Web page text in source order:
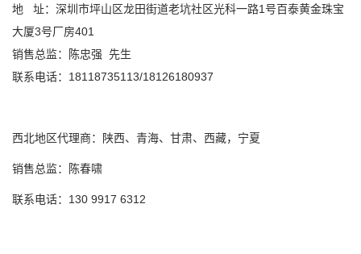
地 址： 深圳市坪山区龙田街道老坑社区光科一路1号百泰黄金珠宝
大厦3号厂房401
销售总监：陈忠强 先生
联系电话：18118735113/18126180937
西北地区代理商：陕西、青海、甘肃、西藏，宁夏
销售总监： 陈春啸
联系电话： 130 9917 6312